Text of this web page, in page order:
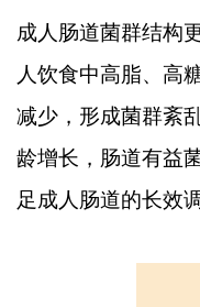
成人肠道菌群结构
人饮食中高脂、高
减少，形成菌群紊
龄增长，肠道有益
足成人肠道的长效